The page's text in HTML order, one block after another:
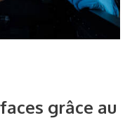
grâce au